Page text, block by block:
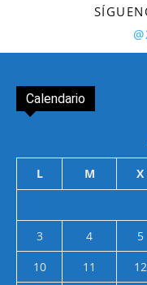
Calendario
L M X
3
4 5
10
11 12